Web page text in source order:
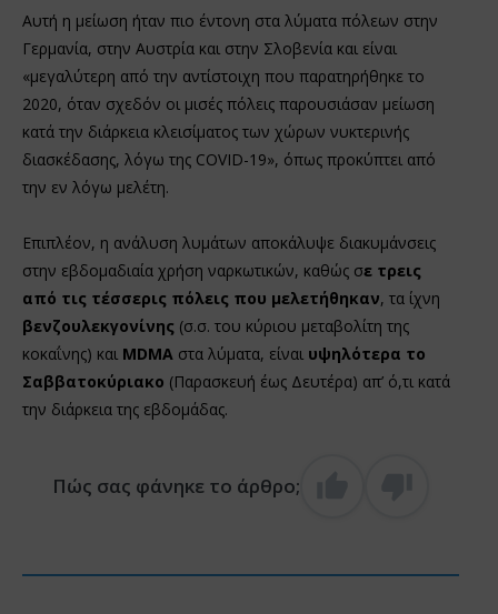
Αυτή η μείωση ήταν πιο έντονη στα λύματα πόλεων στην
Γερμανία, στην Αυστρία και στην Σλοβενία και είναι
«μεγαλύτερη από την αντίστοιχη που παρατηρήθηκε το
2020, όταν σχεδόν οι μισές πόλεις παρουσιάσαν μείωση
κατά την διάρκεια κλεισίματος των χώρων νυκτερινής
διασκέδασης, λόγω της COVID-19», όπως προκύπτει από
την εν λόγω μελέτη.
Επιπλέον, η ανάλυση λυμάτων αποκάλυψε διακυμάνσεις
στην εβδομαδιαία χρήση ναρκωτικών, καθώς σε τρεις
από τις τέσσερις πόλεις που μελετήθηκαν, τα ίχνη
βενζουλεκγονίνης (σ.σ. του κύριου μεταβολίτη της
κοκαΐνης) και MDMA στα λύματα, είναι υψηλότερα το
Σαββατοκύριακο (Παρασκευή έως Δευτέρα) απ’ ό,τι κατά
την διάρκεια της εβδομάδας.
Πώς σας φάνηκε το άρθρο;